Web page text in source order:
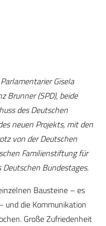
Gisela
Brunner (SPD), beide
des Deutschen
neuen Projekts, mit den
von der Deutschen
Familienstiftung für
Bundestages.
Bausteine – es
und die Kommunikation
Große Zufriedenheit